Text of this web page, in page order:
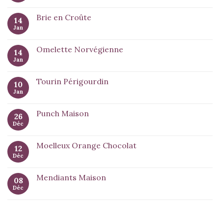
14
Jan
Brie en Croûte
14
Jan
Omelette Norvégienne
10
Jan
Tourin Périgourdin
26
Déc
Punch Maison
12
Déc
Moelleux Orange Chocolat
08
Déc
Mendiants Maison